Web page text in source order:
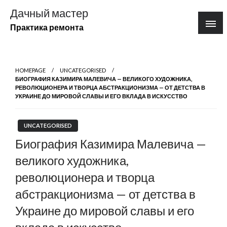
содержимому
Дачный мастер
Практика ремонта
HOMEPAGE
UNCATEGORISED
БИОГРАФИЯ КАЗИМИРА МАЛЕВИЧА — ВЕЛИКОГО ХУДОЖНИКА,
РЕВОЛЮЦИОНЕРА И ТВОРЦА АБСТРАКЦИОНИЗМА — ОТ ДЕТСТВА В
УКРАИНЕ ДО МИРОВОЙ СЛАВЫ И ЕГО ВКЛАДА В ИСКУССТВО
UNCATEGORISED
Биография Казимира Малевича —
великого художника,
революционера и творца
абстракционизма — от детства в
Украине до мировой славы и его